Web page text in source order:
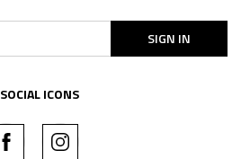
SIGN IN
SOCIAL ICONS